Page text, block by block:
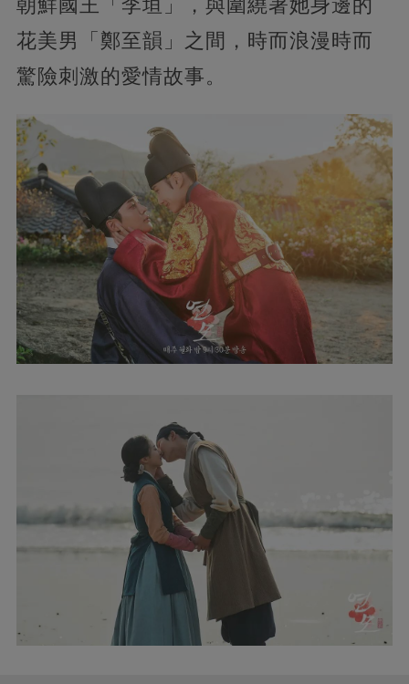
朝鮮國王「李垣」，與圍繞著她身邊的
花美男「鄭至韻」之間，時而浪漫時而
驚險刺激的愛情故事。